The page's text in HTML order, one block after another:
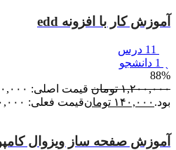
آموزش کار با افزونه edd
88%
۱,۲۰۰,۰۰۰ تومان
بود. ۱۴۰,۰۰۰ تومانقیمت فعلی: ۱۴۰,۰۰۰ تومان.
آموزش صفحه ساز ویزوال